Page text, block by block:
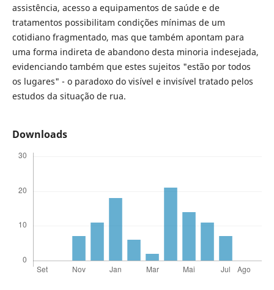
assistência, acesso a equipamentos de saúde e de
tratamentos possibilitam condições mínimas de um
cotidiano fragmentado, mas que também apontam para
uma forma indireta de abandono desta minoria indesejada,
evidenciando também que estes sujeitos "estão por todos
os lugares" - o paradoxo do visível e invisível tratado pelos
estudos da situação de rua.
Downloads